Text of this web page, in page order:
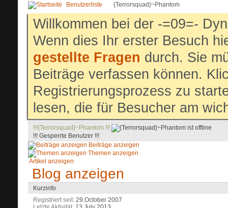
Benutzerliste {Terrorsquad}~Phantom
Willkommen bei der -=09=-
Wenn dies Ihr erster Besuch
gestellte Fragen durch. Sie
Beiträge verfassen können.
Registrierungsprozess zu
lesen, die für Besucher am
!!!{Terrorsquad}~Phantom !!!
!!! Gesperrte Benutzer !!!
Beiträge anzeigen
Themen anzeigen
Artikel anzeigen
Blog anzeigen
Kurzinfo
Registriert seit 29.October 2007